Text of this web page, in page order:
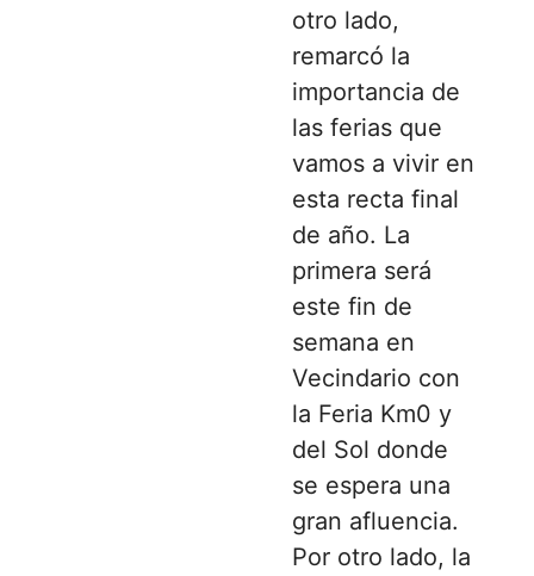
otro lado,
remarcó la
importancia de
las ferias que
vamos a vivir en
esta recta final
de año. La
primera será
este fin de
semana en
Vecindario con
la Feria Km0 y
del Sol donde
se espera una
gran afluencia.
Por otro lado, la